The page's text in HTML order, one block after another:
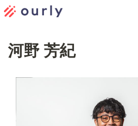
河野 芳紀